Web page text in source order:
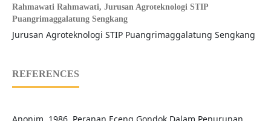
Rahmawati Rahmawati, Jurusan Agroteknologi STIP
Puangrimaggalatung Sengkang
Jurusan Agroteknologi STIP Puangrimaggalatung Sengkang
REFERENCES